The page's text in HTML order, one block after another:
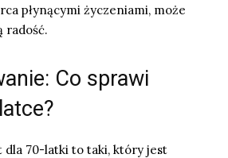
płynącymi życzeniami, może
radość.
Co sprawi
dla 70-latki to taki, który jest